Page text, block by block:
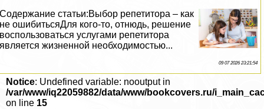
Содержание статьи:Выбор репетитора – как
не ошибитьсяДля кого-то, отнюдь, решение
воспользоваться услугами репетитора
является жизненной необходимостью...
09 07 2026 23:21:54
Notice: Undefined variable: nooutput in
/var/www/iq22059882/data/www/bookcovers.ru/
on line 15